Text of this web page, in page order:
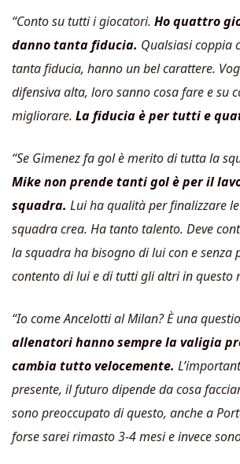
“Conto su tutti i giocatori. Ho quattro
danno tanta fiducia. Qualsiasi coppia
tanta fiducia, hanno un bel carattere.
difensiva alta, loro sanno cosa fare e su
migliorare. La fiducia è per tutti e
“Se Gimenez fa gol è merito di tutta la
Mike non prende tanti gol è per il
squadra. Lui ha qualità per finalizzare
squadra crea. Ha tanto talento. Deve
la squadra ha bisogno di lui con e senza
contento di lui e di tutti gli altri in questo
“Io come Ancelotti al Milan? È una
allenatori hanno sempre la valigia
cambia tutto velocemente.
presente, il futuro dipende da cosa
sono preoccupato di questo, anche a
forse sarei rimasto 3-4 mesi e invece